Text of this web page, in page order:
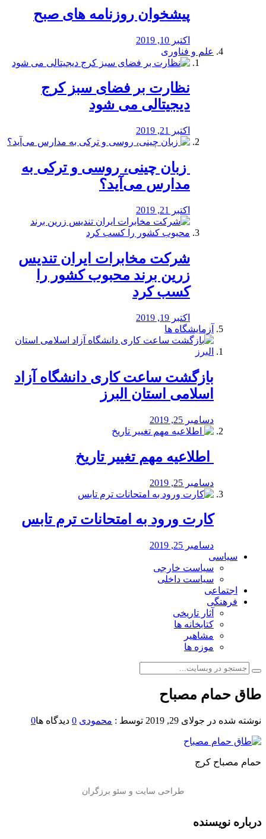
پیشخوان روزنامه های صبح
اکتبر 10, 2019
علم و فناوری
نظارت بر فضای سبز کرج
دیجیتالی می شود
اکتبر 21, 2019
️ زبان چینی، روسی و ترکی به
مدارس می‌آید؟
اکتبر 21, 2019
شرکت مخابرات ایران تندیس
زرین برند محبوب کشور را
کسب کرد
اکتبر 19, 2019
آزمایشگاه ها
بازگشت ساعت کاری دانشگاه آزاد
اسلامی استان البرز
دسامبر 25, 2019
️ اطلاعیه مهم تغییر تاریخ
دسامبر 25, 2019
کارت ورود به امتحانات ترم تابس
دسامبر 25, 2019
سیاسی
سیاست خارجی
سیاست داخلی
اجتماعی
فرهنگی
آثار تاریخی
کتابخانه ها
مشاهیر
موزه ها
طاق حمام مصباح
نوشته شده در جولای 29, 2019 توسط : محمودی 0 دیدگاه ها0
حمام مصباح کرج
درباره نویسنده